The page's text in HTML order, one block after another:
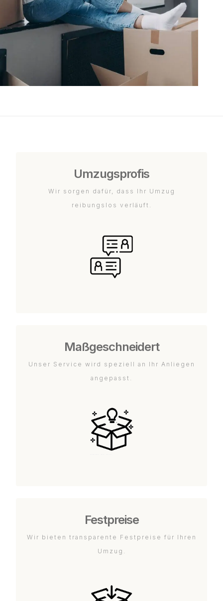
Umzugsprofis
Wir sorgen dafür, dass Ihr Umzug
reibungslos verläuft.
Maßgeschneidert
Unser Service wird speziell an Ihr Anliegen
angepasst.
Festpreise
Wir bieten transparente Festpreise für Ihren
Umzug.